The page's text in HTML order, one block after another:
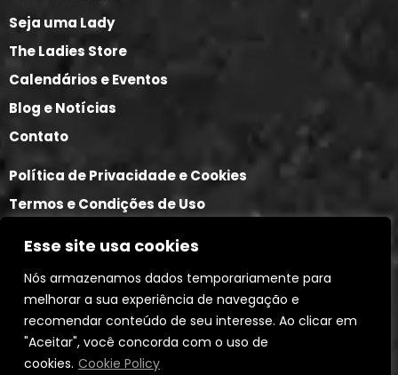
Esse site usa cookies
Nós armazenamos dados temporariamente para
melhorar a sua experiência de navegação e
recomendar conteúdo de seu interesse. Ao clicar em
"Aceitar", você concorda com o uso de
cookies. Cookie Policy
Seja uma Lady
The Ladies Store
Calendários e Eventos
Blog e Notícias
Contato
Política de Privacidade e Cookies
Termos e Condições de Uso